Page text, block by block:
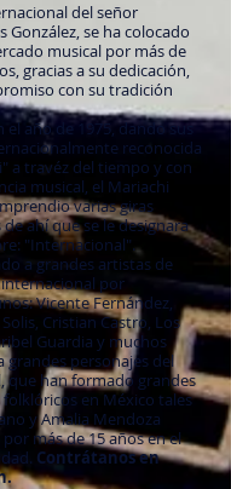
del señor
González, se ha colocado
musical por más de
gracias a su dedicación,
con su tradición
el año de 1975, dando sus
reconocida
a travéz del tiempo y con
musical, el Mariachi
varias giras
ahí que se le designara
"Internacional".
a grandes artistas de
por
Vicente Fernández,
Cristian Castro, Los
Guardia y muchos
grandes personajes del
que han formado grandes
en México tales
y Amalia Mendoza
más de 15 años en el
Contrátanos en